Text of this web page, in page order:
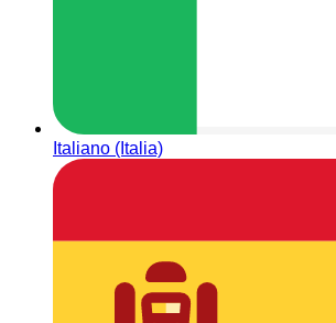
Italiano (Italia)